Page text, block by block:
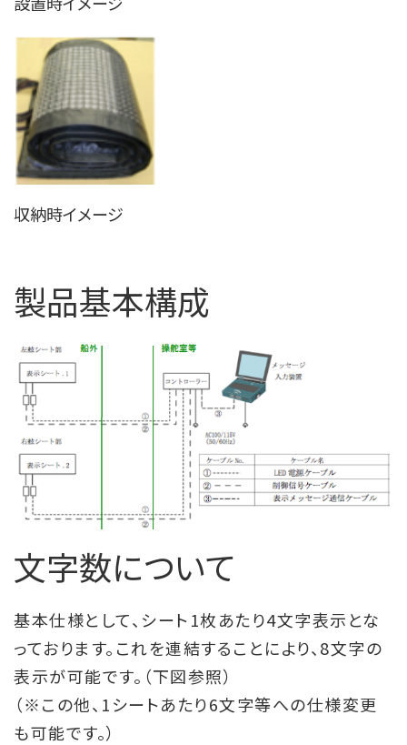
収納時イメージ
製品基本構成
文字数について
基本仕様として、シート1枚あたり4文字表示とな
っております。これを連結することにより、8文字の
表示が可能です。（下図参照）
（※この他、1シートあたり6文字等への仕様変更
も可能です。）